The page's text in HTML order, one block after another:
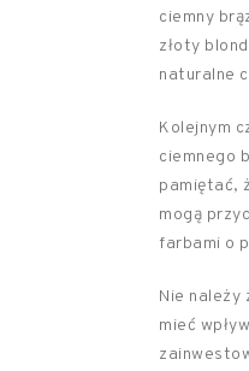
ciemny
złoty
naturalne
Kolejnym
ciemnego
pamiętać,
mogą
farbami o
Nie należy
mieć